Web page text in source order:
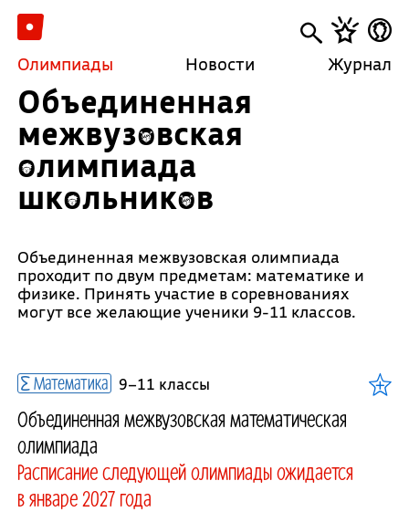
Олимпиады Новости Журнал
Объединенная
межвузовская
олимпиада
школьников
Объединенная межвузовская олимпиада
проходит по двум предметам: математике и
физике. Принять участие в соревнованиях
могут все желающие ученики 9-11 классов.
Математика 9–11 классы
Объединенная межвузовская математическая
олимпиада
Расписание следующей олимпиады ожидается
в январе 2027 года